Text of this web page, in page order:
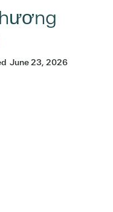
June 23, 2026